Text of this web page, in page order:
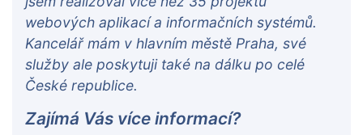
webových aplikací a informačních systémů.
Kancelář mám v hlavním městě Praha, své
služby ale poskytuji také na dálku po celé
České republice.
Zajímá Vás více informací?